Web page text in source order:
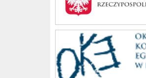
oke_krakow